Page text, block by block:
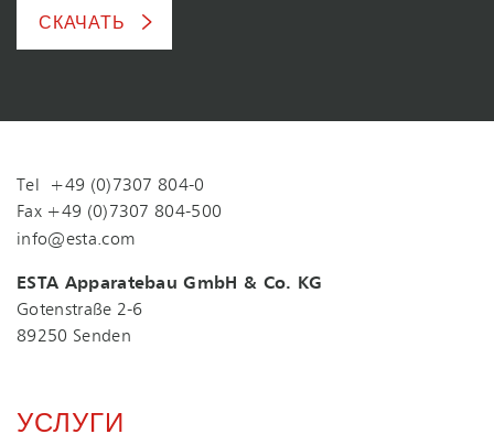
СКАЧАТЬ
Tel +49 (0)7307 804-0
Fax +49 (0)7307 804-500
info@esta.com
ESTA Apparatebau GmbH & Co. KG
Gotenstraße 2-6
89250 Senden
УСЛУГИ